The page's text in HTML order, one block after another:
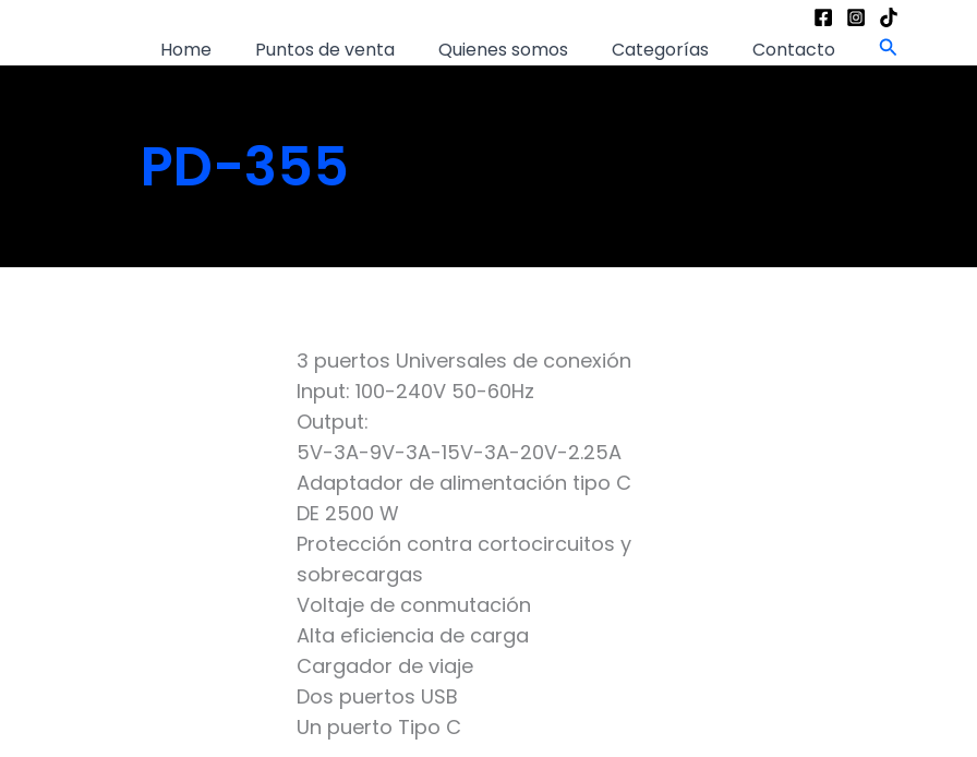
Home Puntos de venta Quienes somos Categorías Contacto Buscar
PD-355
3 puertos Universales de conexión
Input: 100-240V 50-60Hz
Output:
5V-3A-9V-3A-15V-3A-20V-2.25A
Adaptador de alimentación tipo C
DE 2500 W
Protección contra cortocircuitos y
sobrecargas
Voltaje de conmutación
Alta eficiencia de carga
Cargador de viaje
Dos puertos USB
Un puerto Tipo C